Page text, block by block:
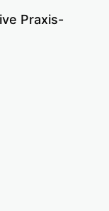
Praxis-